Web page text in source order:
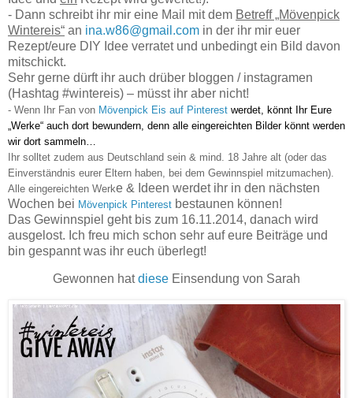
- Dann schreibt ihr mir eine Mail mit dem Betreff „Mövenpick
Wintereis“ an ina.w86@gmail.com in der ihr mir euer
Rezept/eure DIY Idee verratet und unbedingt ein Bild davon
mitschickt.
Sehr gerne dürft ihr auch drüber bloggen / instagramen
(Hashtag #wintereis) – müsst ihr aber nicht!
- Wenn Ihr Fan von Mövenpick Eis auf Pinterest werdet, könnt Ihr Eure
„Werke“ auch dort bewundern, denn alle eingereichten Bilder könnt werden
wir dort sammeln…
Ihr solltet zudem aus Deutschland sein & mind. 18 Jahre alt (oder das
Einverständnis eurer Eltern haben, bei dem Gewinnspiel mitzumachen).
Alle eingereichten Werke & Ideen werdet ihr in den nächsten
Wochen bei Mövenpick Pinterest bestaunen können!
Das Gewinnspiel geht bis zum 16.11.2014, danach wird
ausgelost. Ich freu mich schon sehr auf eure Beiträge und
bin gespannt was ihr euch überlegt!
Gewonnen hatdiese Einsendung von Sarah